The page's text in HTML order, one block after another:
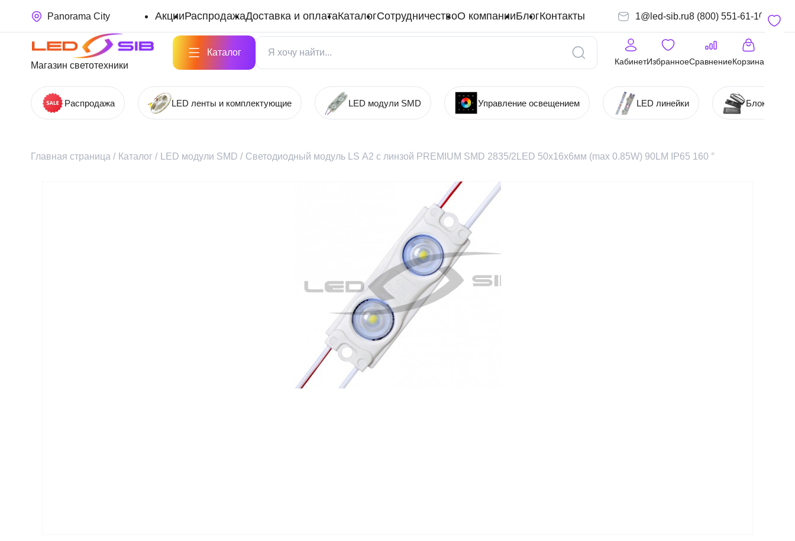
Panorama City АкцииРаспродажаДоставка и оплатаКаталогСотрудничествоО компанииБлогКонтакты 1@led-sib.ru8 (800) 551-61-10
Магазин светотехники
Каталог
КабинетИзбранноеСравнениеКорзина
Распродажа LED ленты и комплектующие LED модули SMD Управление освещением LED линейки Блоки
Главная страница / Каталог / LED модули SMD / Светодиодный модуль LS А2 с линзой PREMIUM SMD 2835/2LED 50x16x6мм (max 0.85W) 90LM IP65 160 °